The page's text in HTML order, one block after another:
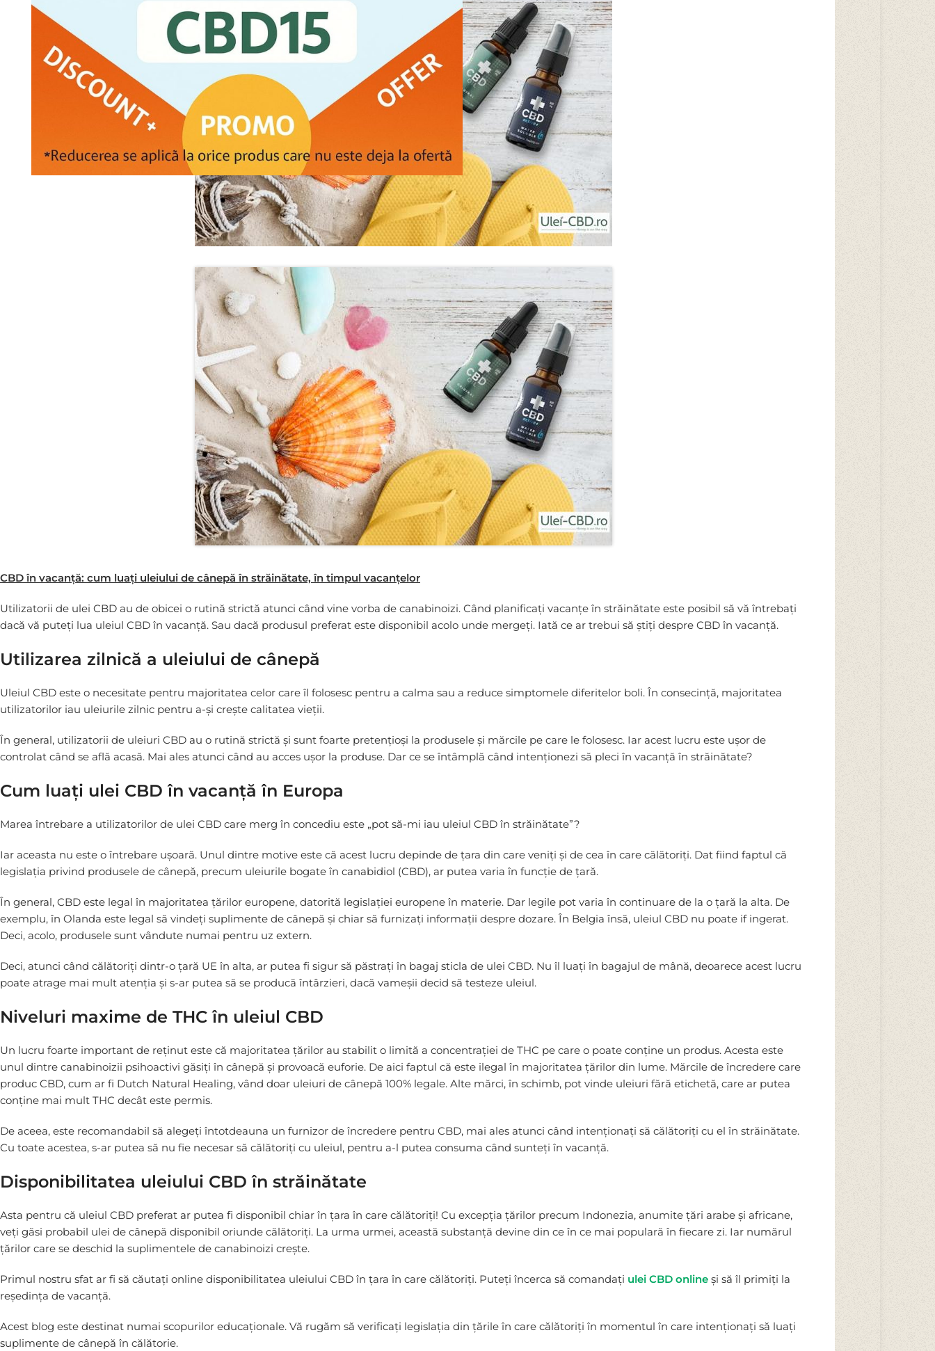
CBD în vacanță: cum luați uleiului de cânepă în străinătate, în timpul vacanțelor
Utilizatorii de ulei CBD au de obicei o rutină strictă atunci când vine vorba de canabinoizi. Când planificați vacanțe în străinătate este posibil să vă întrebați
dacă vă puteți lua uleiul CBD în vacanță. Sau dacă produsul preferat este disponibil acolo unde mergeți. Iată ce ar trebui să știți despre CBD în vacanță.
Utilizarea zilnică a uleiului de cânepă
Uleiul CBD este o necesitate pentru majoritatea celor care îl folosesc pentru a calma sau a reduce simptomele diferitelor boli. În consecință, majoritatea
utilizatorilor iau uleiurile zilnic pentru a-și crește calitatea vieții.
În general, utilizatorii de uleiuri CBD au o rutină strictă și sunt foarte pretențioși la produsele și mărcile pe care le folosesc. Iar acest lucru este ușor de
controlat când se află acasă. Mai ales atunci când au acces ușor la produse. Dar ce se întâmplă când intenționezi să pleci în vacanță în străinătate?
Cum luați ulei CBD în vacanță în Europa
Marea întrebare a utilizatorilor de ulei CBD care merg în concediu este „pot să-mi iau uleiul CBD în străinătate”?
Iar aceasta nu este o întrebare ușoară. Unul dintre motive este că acest lucru depinde de țara din care veniți și de cea în care călătoriți. Dat fiind faptul că
legislația privind produsele de cânepă, precum uleiurile bogate în canabidiol (CBD), ar putea varia în funcție de țară.
În general, CBD este legal în majoritatea țărilor europene, datorită legislației europene în materie. Dar legile pot varia în continuare de la o țară la alta. De
exemplu, în Olanda este legal să vindeți suplimente de cânepă și chiar să furnizați informații despre dozare. În Belgia însă, uleiul CBD nu poate if ingerat.
Deci, acolo, produsele sunt vândute numai pentru uz extern.
Deci, atunci când călătoriți dintr-o țară UE în alta, ar putea fi sigur să păstrați în bagaj sticla de ulei CBD. Nu îl luați în bagajul de mână, deoarece acest lucru
poate atrage mai mult atenția și s-ar putea să se producă întârzieri, dacă vameșii decid să testeze uleiul.
Niveluri maxime de THC în uleiul CBD
Un lucru foarte important de reținut este că majoritatea țărilor au stabilit o limită a concentrației de THC pe care o poate conține un produs. Acesta este
unul dintre canabinoizii psihoactivi găsiți în cânepă și provoacă euforie. De aici faptul că este ilegal în majoritatea țărilor din lume. Mărcile de încredere care
produc CBD, cum ar fi Dutch Natural Healing, vând doar uleiuri de cânepă 100% legale. Alte mărci, în schimb, pot vinde uleiuri fără etichetă, care ar putea
conține mai mult THC decât este permis.
De aceea, este recomandabil să alegeți întotdeauna un furnizor de încredere pentru CBD, mai ales atunci când intenționați să călătoriți cu el în străinătate.
Cu toate acestea, s-ar putea să nu fie necesar să călătoriți cu uleiul, pentru a-l putea consuma când sunteți în vacanță.
Disponibilitatea uleiului CBD în străinătate
Asta pentru că uleiul CBD preferat ar putea fi disponibil chiar în țara în care călătoriți! Cu excepția țărilor precum Indonezia, anumite țări arabe și africane,
veți găsi probabil ulei de cânepă disponibil oriunde călătoriți. La urma urmei, această substanță devine din ce în ce mai populară în fiecare zi. Iar numărul
țărilor care se deschid la suplimentele de canabinoizi crește.
Primul nostru sfat ar fi să căutați online disponibilitatea uleiului CBD în țara în care călătoriți. Puteți încerca să comandați ulei CBD online și să îl primiți la
reședința de vacanță.
Acest blog este destinat numai scopurilor educaționale. Vă rugăm să verificați legislația din țările în care călătoriți în momentul în care intenționați să luați
suplimente de cânepă în călătorie.